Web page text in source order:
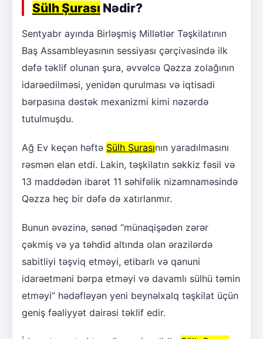
Sülh Şurası Nədir?
Sentyabr ayında Birləşmiş Millətlər Təşkilatının
Baş Assambleyasının sessiyası çərçivəsində ilk
dəfə təklif olunan şura, əvvəlcə Qəzza zolağının
idarəedilməsi, yenidən qurulması və iqtisadi
bərpasına dəstək mexanizmi kimi nəzərdə
tutulmuşdu.
Ağ Ev keçən həftə Sülh Şurasının yaradılmasını
rəsmən elan etdi. Lakin, təşkilatın səkkiz fəsil və
13 maddədən ibarət 11 səhifəlik nizamnaməsində
Qəzza heç bir dəfə də xatırlanmır.
Bunun əvəzinə, sənəd “münaqişədən zərər
çəkmiş və ya təhdid altında olan ərazilərdə
sabitliyi təşviq etməyi, etibarlı və qanuni
idarəetməni bərpa etməyi və davamlı sülhü təmin
etməyi” hədəfləyən yeni beynəlxalq təşkilat üçün
geniş fəaliyyət dairəsi təklif edir.